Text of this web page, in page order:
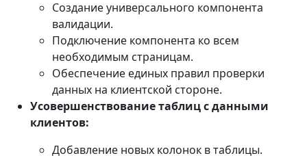
Создание универсального компонента
валидации.
Подключение компонента ко всем
необходимым страницам.
Обеспечение единых правил проверки
данных на клиентской стороне.
Усовершенствование таблиц с данными
клиентов:
Добавление новых колонок в таблицы.